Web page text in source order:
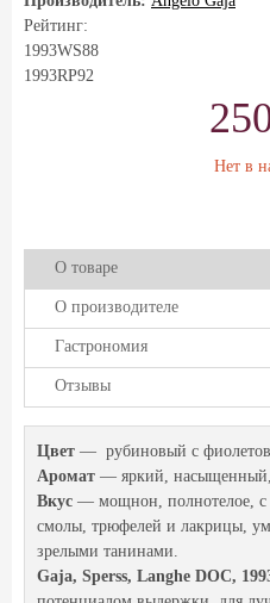
Рейтинг:
1993WS88
1993RP92
Нет в
О товаре
О производителе
Гастрономия
Отзывы
Цвет — рубиновый с
Аромат — яркий,
Вкус — мощнон, полнотелое, с
смолы, трюфелей и лакрицы,
зрелыми танинами.
Gaja, Sperss, Langhe DOC,